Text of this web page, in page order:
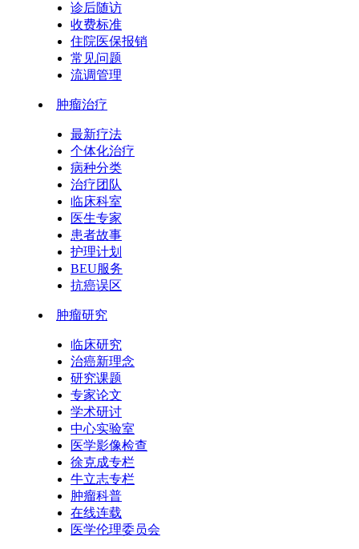
诊后随访
收费标准
住院医保报销
常见问题
流调管理
肿瘤治疗
最新疗法
个体化治疗
病种分类
治疗团队
临床科室
医生专家
患者故事
护理计划
BEU服务
抗癌误区
肿瘤研究
临床研究
治癌新理念
研究课题
专家论文
学术研讨
中心实验室
医学影像检查
徐克成专栏
牛立志专栏
肿瘤科普
在线连载
医学伦理委员会